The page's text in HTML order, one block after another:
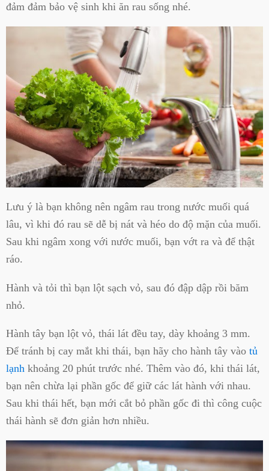
đảm đảm bảo vệ sinh khi ăn rau sống nhé.
Lưu ý là bạn không nên ngâm rau trong nước muối quá
lâu, vì khi đó rau sẽ dễ bị nát và héo do độ mặn của muối.
Sau khi ngâm xong với nước muối, bạn vớt ra và để thật
ráo.
Hành và tỏi thì bạn lột sạch vỏ, sau đó đập dập rồi băm
nhỏ.
Hành tây bạn lột vỏ, thái lát đều tay, dày khoảng 3 mm.
Để tránh bị cay mắt khi thái, bạn hãy cho hành tây vào tủ
lạnh khoảng 20 phút trước nhé. Thêm vào đó, khi thái lát,
bạn nên chừa lại phần gốc để giữ các lát hành với nhau.
Sau khi thái hết, bạn mới cắt bỏ phần gốc đi thì công cuộc
thái hành sẽ đơn giản hơn nhiều.